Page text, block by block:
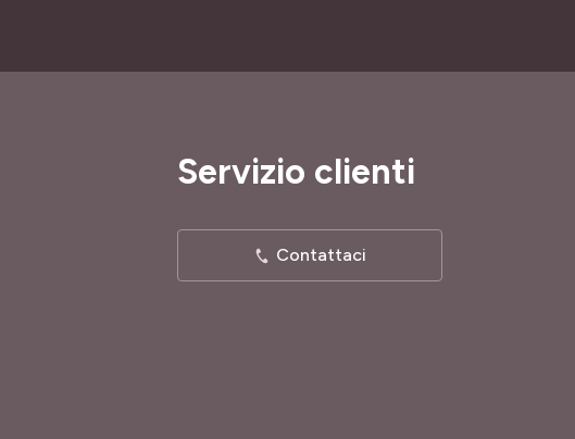
Servizio clienti
Contattaci